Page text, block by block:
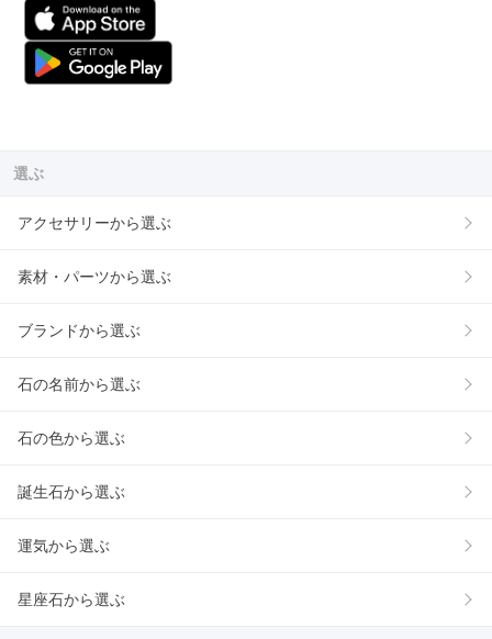
選ぶ
アクセサリーから選ぶ
素材・パーツから選ぶ
ブランドから選ぶ
石の名前から選ぶ
石の色から選ぶ
誕生石から選ぶ
運気から選ぶ
星座石から選ぶ